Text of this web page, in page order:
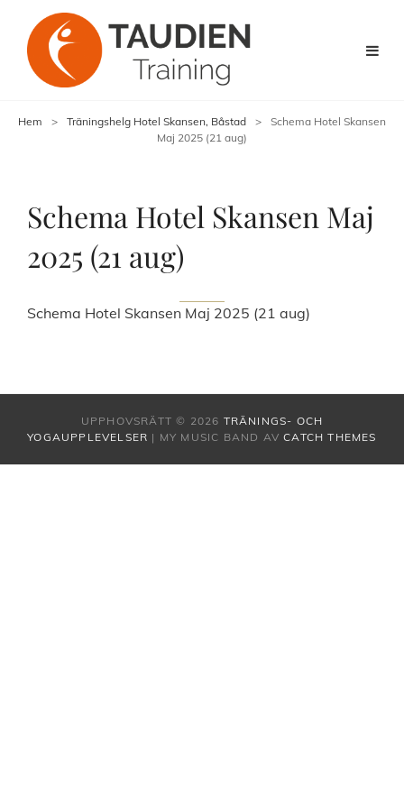
Hem > Träningshelg Hotel Skansen, Båstad >
Schema Hotel Skansen
Maj 2025 (21 aug)
Schema Hotel Skansen Maj
2025 (21 aug)
Schema Hotel Skansen Maj 2025 (21 aug)
UPPHOVSRÄTT © 2026 TRÄNINGS- OCH
YOGAUPPLEVELSER | MY MUSIC BAND AVCATCH THEMES